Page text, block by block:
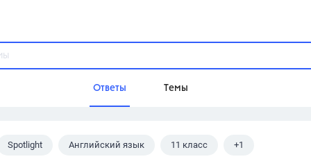
Ответы Темы
Домашнее задание
Spotlight Английский язык 11 класс +1